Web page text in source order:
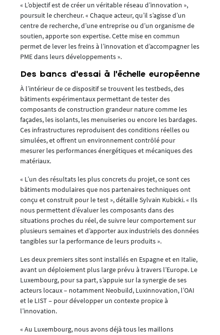
« L’objectif est de créer un véritable réseau d’innovation »,
poursuit le chercheur. « Chaque acteur, qu’il s’agisse d’un
centre de recherche, d’une entreprise ou d’un organisme de
soutien, apporte son expertise. Cette mise en commun
permet de lever les freins à l’innovation et d’accompagner les
PME dans leurs développements ».
Des bancs d’essai à l’échelle européenne
À l’intérieur de ce dispositif se trouvent les testbeds, des
bâtiments expérimentaux permettant de tester des
composants de construction grandeur nature comme les
façades, les isolants, les menuiseries ou encore les bardages.
Ces infrastructures reproduisent des conditions réelles ou
simulées, et offrent un environnement contrôlé pour
mesurer les performances énergétiques et mécaniques des
matériaux.
« L’un des résultats les plus concrets du projet, ce sont ces
bâtiments modulaires que nos partenaires techniques ont
conçu et construit pour le test », détaille Sylvain Kubicki. « Ils
nous permettent d’évaluer les composants dans des
situations proches du réel, de suivre leur comportement sur
plusieurs semaines et d’apporter aux industriels des données
tangibles sur la performance de leurs produits ».
Les deux premiers sites sont installés en Espagne et en Italie,
avant un déploiement plus large prévu à travers l’Europe. Le
Luxembourg, pour sa part, s’appuie sur la synergie de ses
acteurs locaux – notamment Neobuild, Luxinnovation, l’OAI
et le LIST – pour développer un contexte propice à
l’innovation.
« Au Luxembourg, nous avons déjà tous les maillons